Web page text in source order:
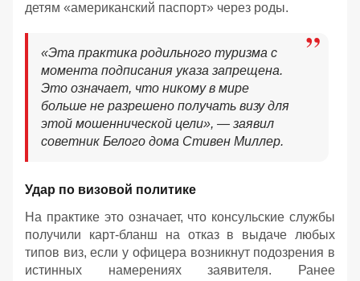
детям «американский паспорт» через роды.
«Эта практика родильного туризма с
момента подписания указа запрещена.
Это означает, что никому в мире
больше не разрешено получать визу для
этой мошеннической цели», — заявил
советник Белого дома Стивен Миллер.
Удар по визовой политике
На практике это означает, что консульские службы
получили карт-бланш на отказ в выдаче любых
типов виз, если у офицера возникнут подозрения в
истинных намерениях заявителя. Ранее